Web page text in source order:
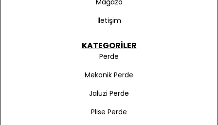
Mağaza
İletişim
KATEGORILER
Perde
Mekanik Perde
Jaluzi Perde
Plise Perde